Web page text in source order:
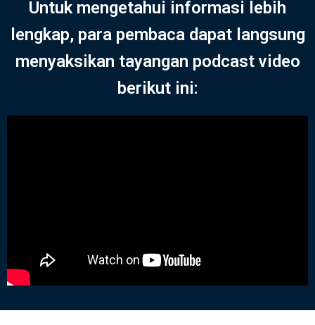
Untuk mengetahui informasi lebih
lengkap, para pembaca dapat langsung
menyaksikan tayangan podcast video
berikut ini: